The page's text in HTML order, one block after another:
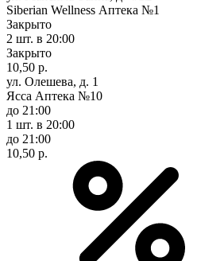
Siberian Wellness Аптека №1
Закрыто
2 шт. в 20:00
Закрыто
10,50 р.
ул. Олешева, д. 1
Ясса Аптека №10
до 21:00
1 шт. в 20:00
до 21:00
10,50 р.